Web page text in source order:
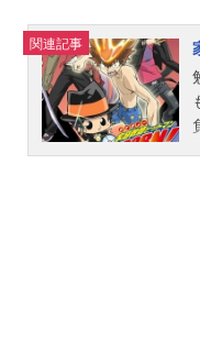
関連記事